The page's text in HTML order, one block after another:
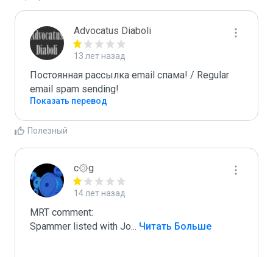
Advocatus Diaboli
13 лет назад
Постоянная рассылка email спама! / Regular
email spam sending!
Показать перевод
Полезный
c۞g
14 лет назад
MRT comment:
Spammer listed with Jo... Читать Больше